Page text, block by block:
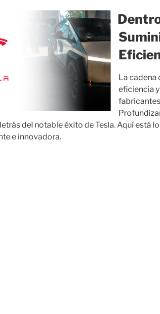
de
La cadena
eficiencia
del notable éxito de Tesla. Aquí está
e innovadora.